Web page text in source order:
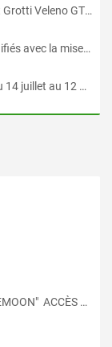
GTA Online : Les Pegassi Ignus de poursuite et Grotti Veleno GT sont maintenant disponibles
GTA Online : Les gains des casses ont été modifiés avec la mise à jour « Le Braquage du Kortz Center »
GTA Online : Détails des avantages de GTA+ du 14 juillet au 12 août
GTA RP : ? OUVERTURE DU SERVEUR RP "FIVEMOON"  ACCÈS LIBRE ?